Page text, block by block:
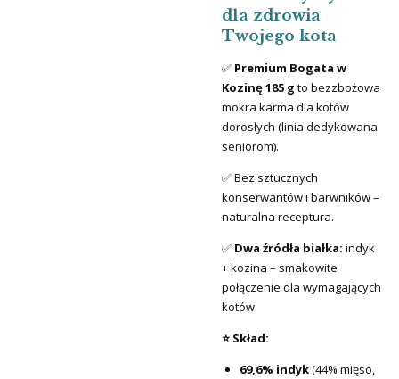
dla zdrowia
Twojego kota
✅ Premium Bogata w
Kozinę 185 g to bezzbożowa
mokra karma dla kotów
dorosłych (linia dedykowana
seniorom).
✅ Bez sztucznych
konserwantów i barwników –
naturalna receptura.
✅ Dwa źródła białka: indyk
+ kozina – smakowite
połączenie dla wymagających
kotów.
⭐ Skład:
69,6% indyk(44% mięso,